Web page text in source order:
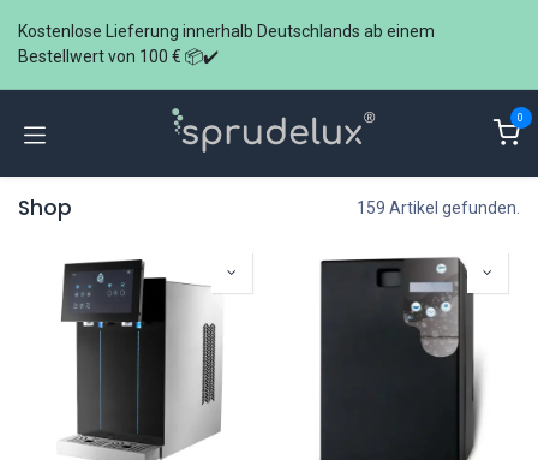
Kostenlose Lieferung innerhalb Deutschlands ab einem
Bestellwert von 100 € 📦✔️
0
Shop 159 Artikel gefunden.